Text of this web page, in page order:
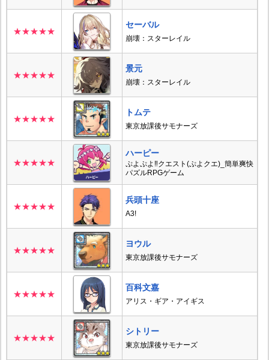
★★★★★
セーバル
崩壊：スターレイル
★★★★★
景元
崩壊：スターレイル
★★★★★
トムテ
東京放課後サモナーズ
★★★★★
ハーピー
ぷよぷよ‼クエスト(ぷよクエ)_簡単爽快
パズルRPGゲーム
★★★★★
兵頭十座
A3!
★★★★★
ヨウル
東京放課後サモナーズ
★★★★★
百科文嘉
アリス・ギア・アイギス
★★★★★
シトリー
東京放課後サモナーズ